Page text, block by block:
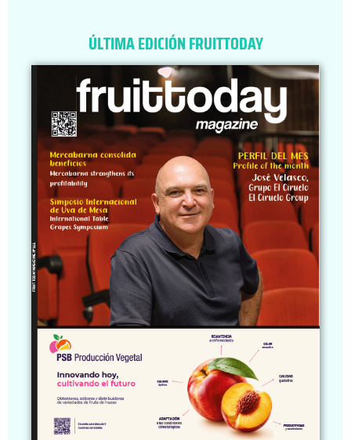
ÚLTIMA EDICIÓN FRUITTODAY